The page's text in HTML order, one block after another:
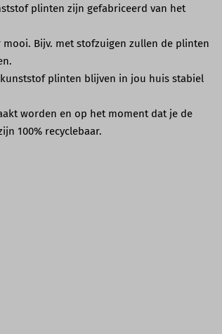
plinten zijn gefabriceerd van het
Bijv. met stofzuigen zullen de plinten
plinten blijven in jou huis stabiel
worden en op het moment dat je de
100% recyclebaar.